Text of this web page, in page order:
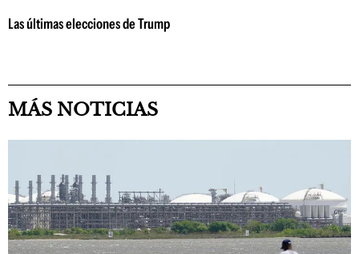
Las últimas elecciones de Trump
MÁS NOTICIAS